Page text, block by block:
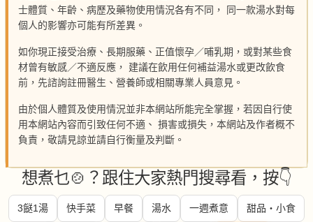
士體質、年齡、病歷及藥物使用情況各有不同， 同一款湯水對每
個人的影響亦可能有所差異。
如你現正接受治療、長期服藥、正值懷孕／哺乳期，或對某些食
材曾有敏感／不適反應， 建議在飲用任何補益湯水或更改飲食
前，先諮詢註冊醫生、營養師或相關專業人員意見。
由於個人體質及使用情況並非本網站所能完全掌握，若因自行使
用本網站內容而引致任何不適、 損害或損失，本網站及作者概不
負責，敬請見諒並請自行衡量及判斷。
想煮乜🍲？跟住大家熱門搜尋看，按👇
3餸1湯 快手菜 早餐 湯水 一週煮意 甜品・小食